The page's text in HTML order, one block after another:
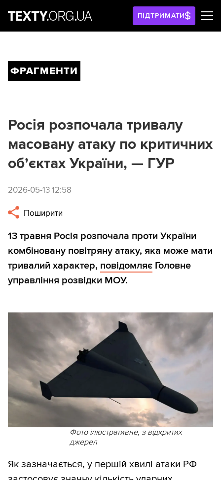
ПІДТРИМАТИ
ФРАГМЕНТИ
Росія розпочала тривалу
масовану атаку по критичних
об’єктах України, — ГУР
2026-05-13 12:58
Поширити
13 травня Росія розпочала проти України
комбіновану повітряну атаку, яка може мати
тривалий характер, повідомляє Головне
управління розвідки МОУ.
Фото ілюстративне, з відкритих
джерел
Як зазначається, у першій хвилі атаки РФ